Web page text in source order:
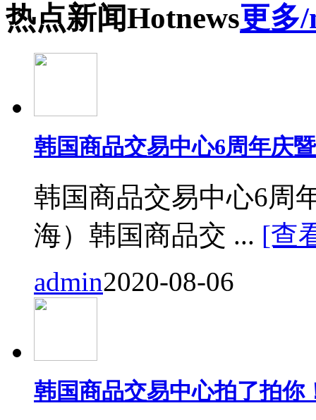
热点新闻Hotnews更多
韩国商品交易中心6周年庆
韩国商品交易中心6周
海）韩国商品交 ... [查
admin2020-08-06
韩国商品交易中心拍了拍你